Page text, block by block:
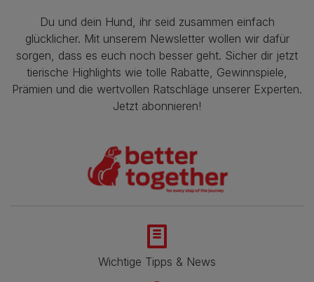
Du und dein Hund, ihr seid zusammen einfach
glücklicher. Mit unserem Newsletter wollen wir dafür
sorgen, dass es euch noch besser geht. Sicher dir jetzt
tierische Highlights wie tolle Rabatte, Gewinnspiele,
Prämien und die wertvollen Ratschläge unserer Experten.
Jetzt abonnieren!
Wichtige Tipps & News